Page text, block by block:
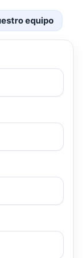
equipo